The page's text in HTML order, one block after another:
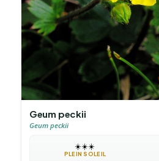
Geum peckii
Geum peckii
☀️☀️☀️
PLEIN SOLEIL